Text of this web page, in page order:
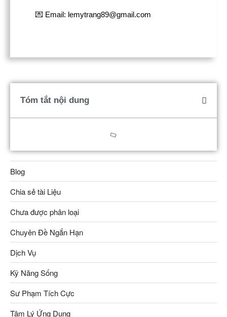
💌 Email: lemytrang89@gmail.com
Tóm tắt nội dung
Blog
Chia sẻ tài Liệu
Chưa được phân loại
Chuyên Đề Ngắn Hạn
Dịch Vụ
Kỹ Năng Sống
Sư Phạm Tích Cực
Tâm Lý Ứng Dụng